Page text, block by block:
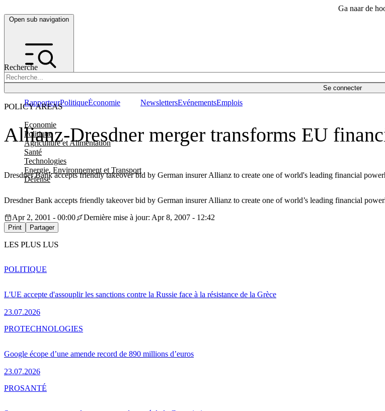
Ga naar de
Open sub navigation
Recherche
Se connecter
POLICY AREAS
Economie
Politique
Agriculture et Alimentation
Santé
Technologies
Energie, Environnement et Transport
Défense
RapporteurPolitiqueÉconomie NewslettersEvénementsEmplois
Allianz-Dresdner merger transforms EU
Dresdner Bank accepts friendly takeover bid by German insurer Allianz to create one of world's leading financial
Dresdner Bank accepts friendly takeover bid by German insurer Allianz to create one of world’s leading financial
Apr 2, 2001 - 00:00
Dernière mise à jour: Apr 8, 2007 - 12:42
Print Partager
LES PLUS LUS
L'UE accepte d'assouplir les sanctions contre la Russie face à la résistance de la Grèce
23.07.2026
POLITIQUE
Google écope d’une amende record de 890 millions d’euros
23.07.2026
PROTECHNOLOGIES
PROSANTÉ